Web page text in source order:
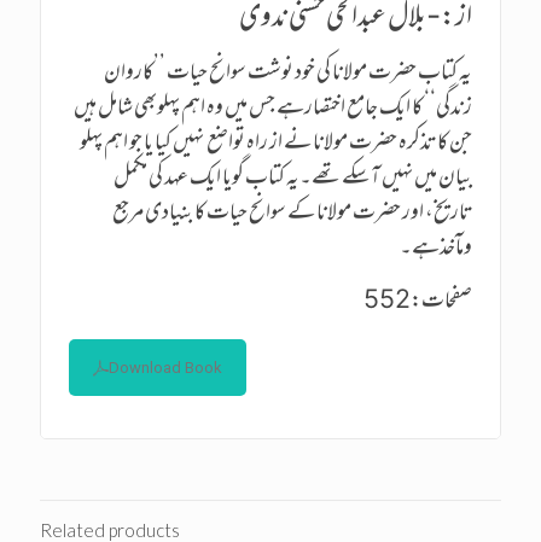
از:-بلال عبدالحی حسنی ندوی
یہ کتاب حضرت مولانا کی خود نوشت سوانح حیات ’’کاروان
زندگی‘‘ کا ایک جامع اختصارہے جس میں وہ اہم پہلوبھی شامل ہیں
جن کا تذکرہ حضرت مولانا نے از راہ تواضع نہیں کیا یا جو اہم پہلو
بیان میں نہیں آسکے تھے۔یہ کتاب گویا ایک عہد کی مکمل
تاریخ، اور حضرت مولانا کے سوانح حیات کا بنیادی مرجع
ومآخذہے۔
صفحات:552
Download Book
Related products